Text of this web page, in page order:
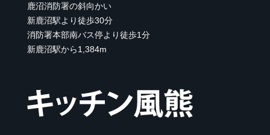
鹿沼消防署の斜向かい
新鹿沼駅より徒歩30分
消防署本部南バス停より徒歩1分
新鹿沼駅から1,384m